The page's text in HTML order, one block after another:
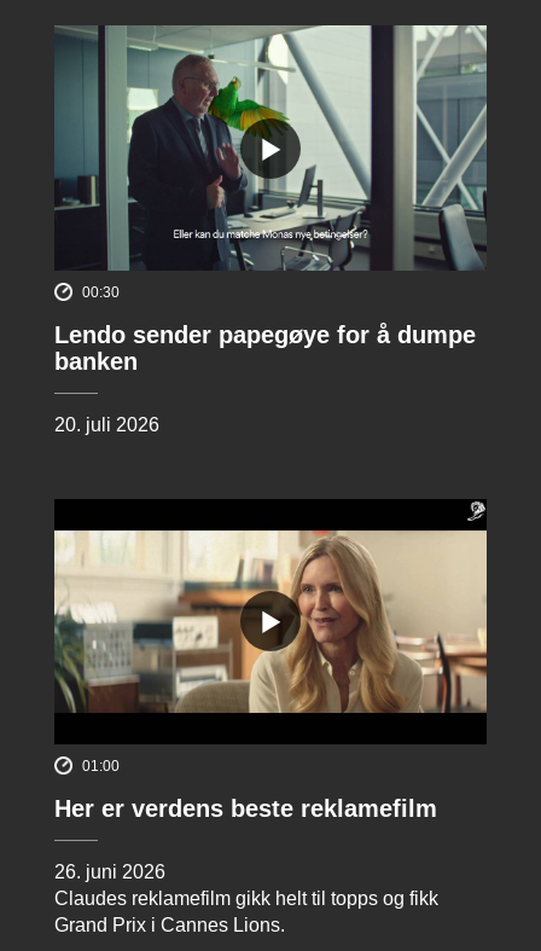
00:30
Lendo sender papegøye for å dumpe
banken
20. juli 2026
01:00
Her er verdens beste reklamefilm
26. juni 2026
Claudes reklamefilm gikk helt til topps og fikk
Grand Prix i Cannes Lions.